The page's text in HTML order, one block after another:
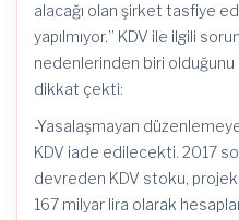
alacağı olan şirket tasfiye
yapılmıyor.” KDV ile ilgili
nedenlerinden biri
dikkat çekti:
-Yasalaşmayan
KDV iade edilecekti. 2017
devreden KDV stoku,
167 milyar lira olarak